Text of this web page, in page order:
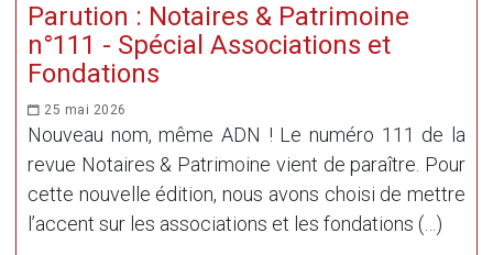
Parution : Notaires & Patrimoine
n°111 - Spécial Associations et
Fondations
25 mai 2026
Nouveau nom, même ADN ! Le numéro 111 de la
revue Notaires & Patrimoine vient de paraître. Pour
cette nouvelle édition, nous avons choisi de mettre
l’accent sur les associations et les fondations (…)